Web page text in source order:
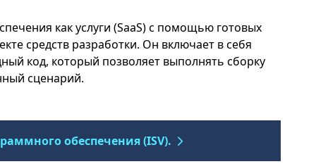
как услуги (SaaS) с помощью готовых
средств разработки. Он включает в себя
код, который позволяет выполнять сборку
сценарий.
обеспечения (ISV).